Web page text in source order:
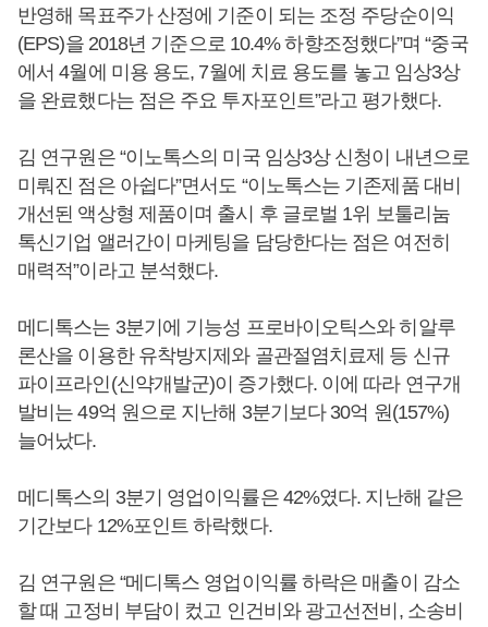
반영해 목표주가 산정에 기준이 되는 조정 주당순이익
(EPS)을 2018년 기준으로 10.4% 하향조정했다”며 “중국
에서 4월에 미용 용도, 7월에 치료 용도를 놓고 임상3상
을 완료했다는 점은 주요 투자포인트”라고 평가했다.
김 연구원은 “이노톡스의 미국 임상3상 신청이 내년으로
미뤄진 점은 아쉽다”면서도 “이노톡스는 기존제품 대비
개선된 액상형 제품이며 출시 후 글로벌 1위 보툴리눔
톡신기업 앨러간이 마케팅을 담당한다는 점은 여전히
매력적”이라고 분석했다.
메디톡스는 3분기에 기능성 프로바이오틱스와 히알루
론산을 이용한 유착방지제와 골관절염치료제 등 신규
파이프라인(신약개발군)이 증가했다. 이에 따라 연구개
발비는 49억 원으로 지난해 3분기보다 30억 원(157%)
늘어났다.
메디톡스의 3분기 영업이익률은 42%였다. 지난해 같은
기간보다 12%포인트 하락했다.
김 연구원은 “메디톡스 영업이익률 하락은 매출이 감소
할 때 고정비 부담이 컸고 인건비와 광고선전비, 소송비